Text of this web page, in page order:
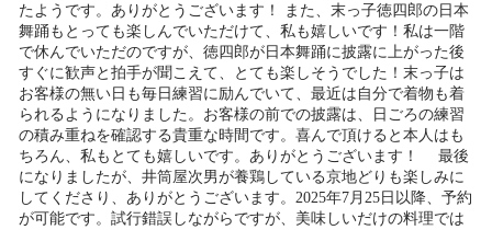
たようです。ありがとうございます！ また、末っ子徳四郎の日本
舞踊もとっても楽しんでいただけて、私も嬉しいです！私は一階
で休んでいただのですが、徳四郎が日本舞踊に披露に上がった後
すぐに歓声と拍手が聞こえて、とても楽しそうでした！末っ子は
お客様の無い日も毎日練習に励んでいて、最近は自分で着物も着
られるようになりました。お客様の前での披露は、日ごろの練習
の積み重ねを確認する貴重な時間です。喜んで頂けると本人はも
ちろん、私もとても嬉しいです。ありがとうございます！ 最後
になりましたが、井筒屋次男が養鶏している京地どりも楽しみに
してくださり、ありがとうございます。2025年7月25日以降、予約
が可能です。試行錯誤しながらですが、美味しいだけの料理では